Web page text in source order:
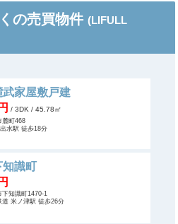
の売買物件 (LIFULL
武家屋敷戸建
/ 3DK / 45.78㎡
麓町468
水駅 徒歩18分
知識町
下知識町1470-1
道 米ノ津駅 徒歩26分